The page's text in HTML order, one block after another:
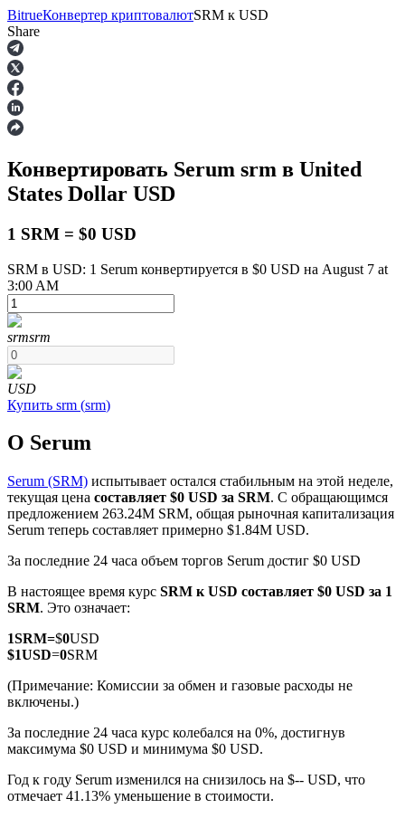
Фьючерсы
USDT-фьючерсы
обеспечения
Фьючерсы на COIN-M
TradFi
Деривативы на акции, форекс, драгоценные металлы и
сырьевые товары
BitrueКонвертер криптовалютSRM к USD
Share
Конвертировать Serum srm в United
States Dollar USD
1 SRM = $0 USD
SRM в USD: 1 Serum конвертируется в $0 USD на August 7 at
3:00 AM
srmsrm
USD
Купить srm (srm)
О Serum
Serum (SRM) испытывает остался стабильным на этой неделе,
текущая цена составляет $0 USD за SRM. С обращающимся
предложением 263.24M SRM, общая рыночная капитализация
Serum теперь составляет примерно $1.84M USD.
За последние 24 часа объем торгов Serum достиг $0 USD
В настоящее время курс SRM к USD составляет $0 USD за 1
SRM. Это означает:
1SRM=$0USD
$1USD=0SRM
(Примечание: Комиссии за обмен и газовые расходы не
включены.)
За последние 24 часа курс колебался на 0%, достигнув
максимума $0 USD и минимума $0 USD.
Год к году Serum изменился на снизилось на $-- USD, что
отмечает 41.13% уменьшение в стоимости.